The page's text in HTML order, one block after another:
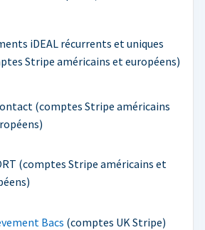
iDEAL récurrents et uniques
Stripe américains et européens)
(comptes Stripe américains
(comptes Stripe américains et
Bacs (comptes UK Stripe)